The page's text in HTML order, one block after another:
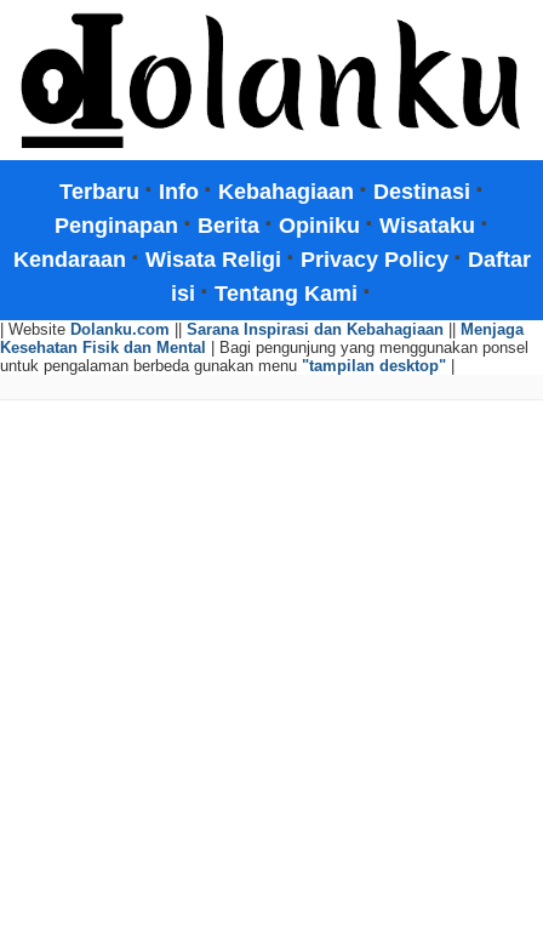
Terbaru · Info · Kebahagiaan · Destinasi ·
Penginapan · Berita · Opiniku · Wisataku ·
Kendaraan · Wisata Religi · Privacy Policy · Daftar
isi · Tentang Kami ·
| Website Dolanku.com Sarana Inspirasi dan Kebahagiaan
Menjaga
Kesehatan Fisik dan Mental
| Bagi pengunjung yang menggunakan ponsel
untuk pengalaman berbeda gunakan menu "tampilan desktop"